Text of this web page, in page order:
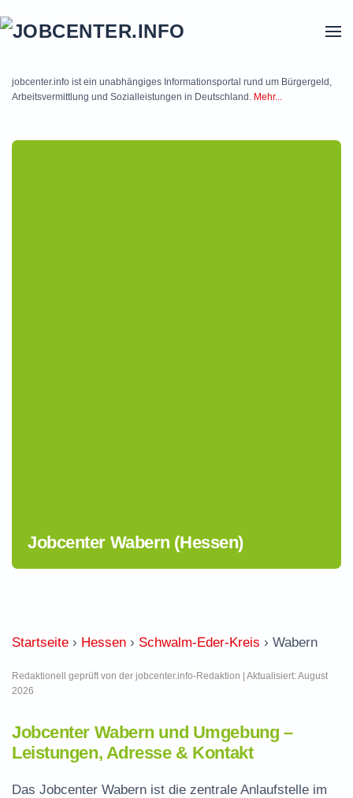
jobcenter.info ist ein unabhängiges Informationsportal rund um Bürgergeld,
Arbeitsvermittlung und Sozialleistungen in Deutschland. Mehr...
Jobcenter Wabern (Hessen)
Startseite › Hessen › Schwalm-Eder-Kreis › Wabern
Redaktionell geprüft von der jobcenter.info-Redaktion | Aktualisiert: August
2026
Jobcenter Wabern und Umgebung –
Leistungen, Adresse & Kontakt
Das Jobcenter Wabern ist die zentrale Anlaufstelle im